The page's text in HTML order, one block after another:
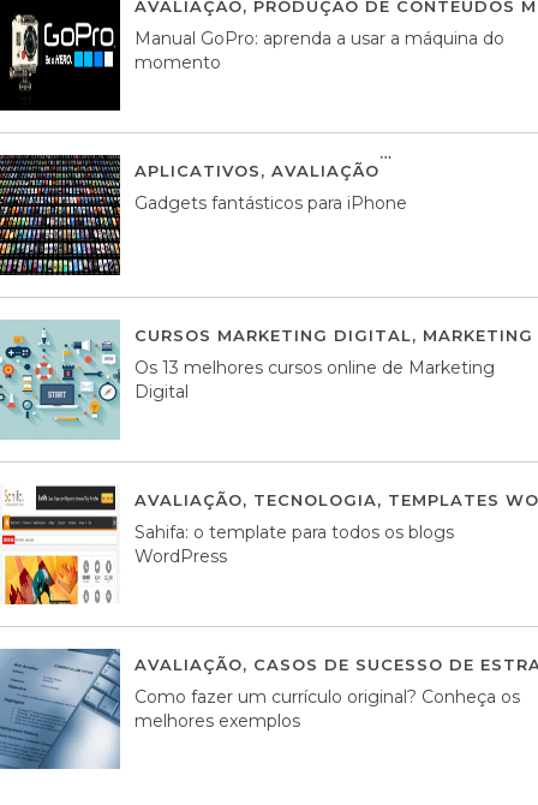
AVALIAÇÃO, PRODUÇÃO DE CONTEÚDOS
Manual GoPro: aprenda a usar a máquina do
momento
APLICATIVOS, AVALIAÇÃO
Gadgets fantásticos para iPhone
CURSOS MARKETING DIGITAL,
Os 13 melhores cursos online de Marketing
Digital
AVALIAÇÃO, TECNOLOGIA, TEMPLATES
Sahifa: o template para todos os blogs
WordPress
AVALIAÇÃO, CASOS DE SUCESSO DE
Como fazer um currículo original? Conheça os
melhores exemplos